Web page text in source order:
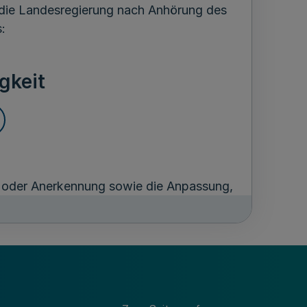
Landesregierung nach Anhörung des
Anerkennung sowie die Anpassung,
die Aufgabe als